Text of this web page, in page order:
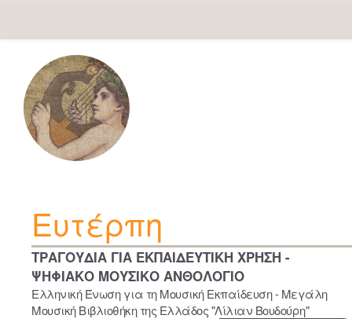
navigation
Ευτέρπη
ΤΡΑΓΟΥΔΙΑ ΓΙΑ ΕΚΠΑΙΔΕΥΤΙΚΗ ΧΡΗΣΗ -
ΨΗΦΙΑΚΟ ΜΟΥΣΙΚΟ ΑΝΘΟΛΟΓΙΟ
Ελληνική Ένωση για τη Μουσική Εκπαίδευση - Μεγάλη
Μουσική Βιβλιοθήκη της Ελλάδος "Λίλιαν Βουδούρη"